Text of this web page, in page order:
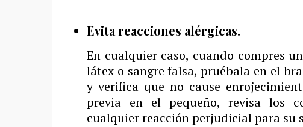
Evita reacciones alérgicas.
En cualquier caso, cuando compres
látex o sangre falsa, pruébala en el
y verifica que no cause
previa en el pequeño, revisa los
cualquier reacción perjudicial para su